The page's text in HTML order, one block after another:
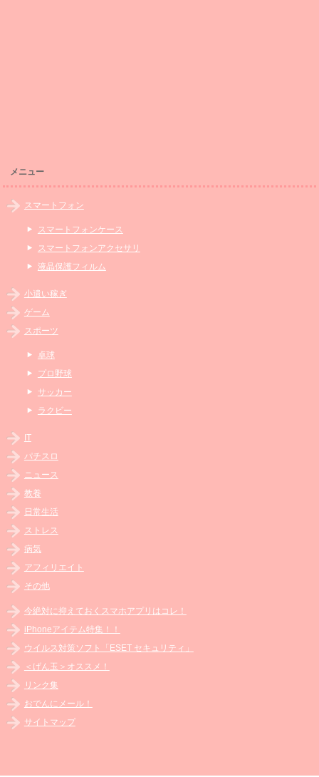
メニュー
スマートフォン
スマートフォンケース
スマートフォンアクセサリ
液晶保護フィルム
小遣い稼ぎ
ゲーム
スポーツ
卓球
プロ野球
サッカー
ラクビー
IT
パチスロ
ニュース
教養
日常生活
ストレス
病気
アフィリエイト
その他
今絶対に抑えておくスマホアプリはコレ！
iPhoneアイテム特集！！
ウイルス対策ソフト「ESET セキュリティ」
＜げん玉＞オススメ！
リンク集
おでんにメール！
サイトマップ